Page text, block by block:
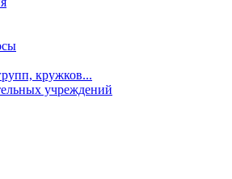
кружков...
учреждений